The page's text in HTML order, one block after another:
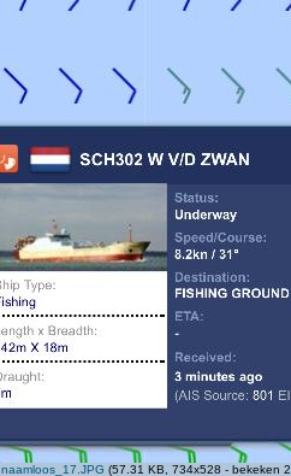
naamloos_17.JPG (57.31 KB, 734x528 - bekeken